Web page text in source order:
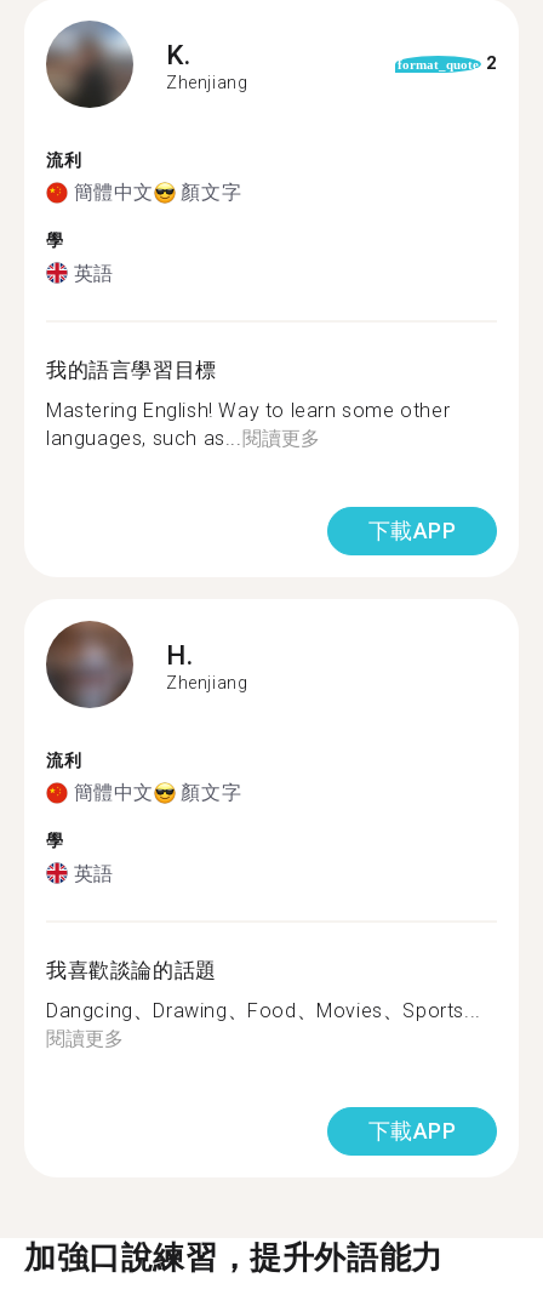
K.
Zhenjiang
format_quote 2
流利
簡體中文 顏文字
學
英語
我的語言學習目標
Mastering English! Way to learn some other
languages, such as... 閱讀更多
下載APP
H.
Zhenjiang
流利
簡體中文 顏文字
學
英語
我喜歡談論的話題
Dangcing、Drawing、Food、Movies、Sports...
閱讀更多
下載APP
加強口說練習，提升外語能力